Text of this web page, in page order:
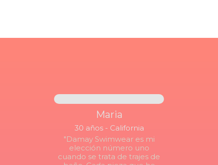
Maria
30 años - California
"Damay Swimwear es mi
elección número uno
cuando se trata de trajes de